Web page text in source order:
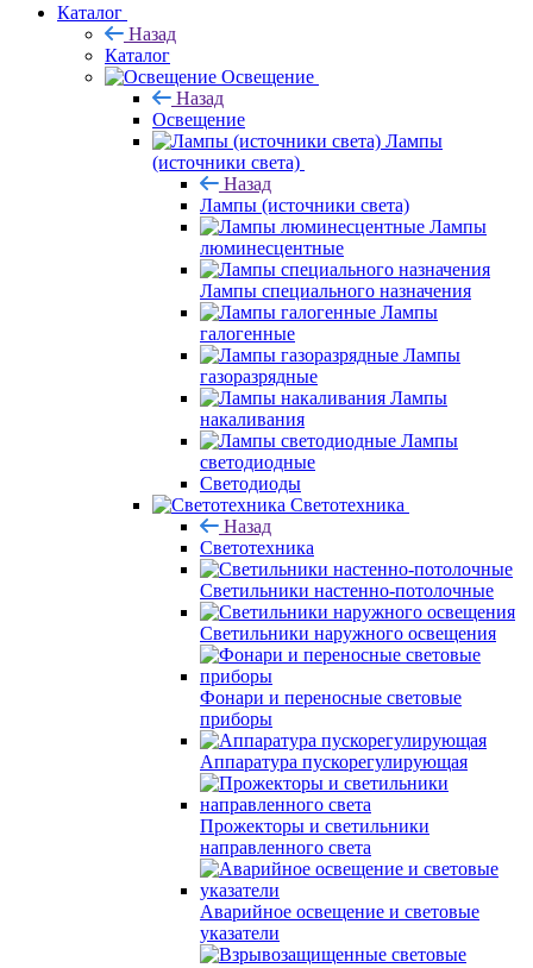
Каталог
Назад
Каталог
Освещение
Назад
Освещение
Лампы
(источники света)
Назад
Лампы (источники света)
Лампы
люминесцентные
Лампы специального назначения
Лампы
галогенные
Лампы
газоразрядные
Лампы
накаливания
Лампы
светодиодные
Светодиоды
Светотехника
Назад
Светотехника
Светильники настенно-потолочные
Светильники наружного освещения
Фонари и переносные световые
приборы
Аппаратура пускорегулирующая
Прожекторы и светильники
направленного света
Аварийное освещение и световые
указатели